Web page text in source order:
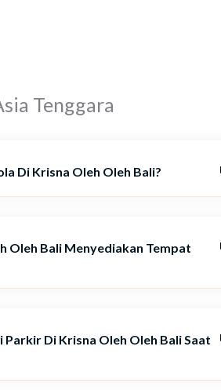
Tenggara
Di Krisna Oleh Oleh Bali?
Oleh Bali Menyediakan Tempat
Parkir Di Krisna Oleh Oleh Bali Saat